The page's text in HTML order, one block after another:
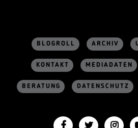
BLOGROLL ARCHIV
KONTAKT MEDIADATEN
BERATUNG DATENSCHUTZ